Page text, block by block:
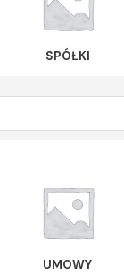
SPÓŁKI
UMOWY